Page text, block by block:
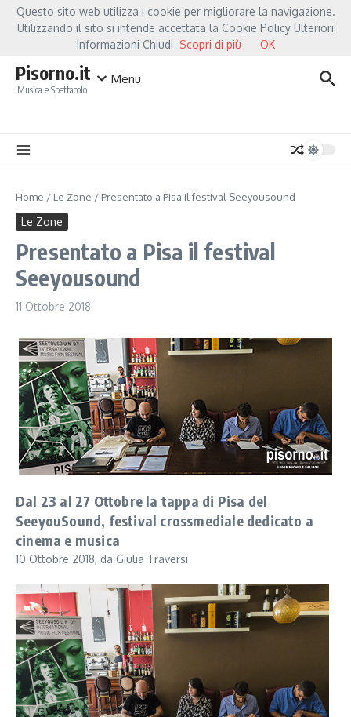
Salta al contenuto
Hot NewsFiorella Mannoia, a Capannori nasce “Anime Salve”: la data zero è un
Pisorno.it
Musica e Spettacolo
Menu
Home / Le Zone / Presentato a Pisa il festival Seeyousound
Le Zone
Presentato a Pisa il festival
Seeyousound
11 Ottobre 2018
Dal 23 al 27 Ottobre la tappa di Pisa del
SeeyouSound, festival crossmediale dedicato a
cinema e musica
10 Ottobre 2018, da Giulia Traversi
Questo sito web utilizza i cookie per migliorare la navigazione.
Utilizzando il sito si intende accettata la Cookie Policy Ulteriori
Informazioni Chiudi Scopri di più OK